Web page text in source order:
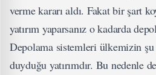
verme kararı aldı. Fakat bir şart
yatırım yaparsanız o kadarda
Depolama sistemleri ülkemizin
duyduğu yatırımdır. Bu nedenle